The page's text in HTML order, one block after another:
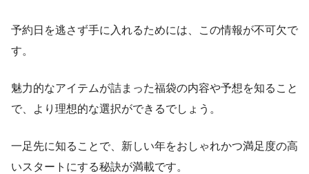
予約日を逃さず手に入れるためには、この情報が不可欠で
す。
魅力的なアイテムが詰まった福袋の内容や予想を知ること
で、より理想的な選択ができるでしょう。
一足先に知ることで、新しい年をおしゃれかつ満足度の高
いスタートにする秘訣が満載です。